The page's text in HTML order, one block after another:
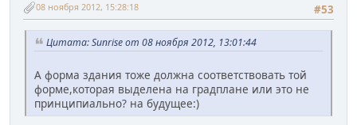
#53
08 ноября 2012, 15:28:18
Цитата: Sunrise от 08 ноября 2012, 13:01:44
А форма здания тоже должна соответствовать той
форме,которая выделена на градплане или это не
принципиально? на будущее:)